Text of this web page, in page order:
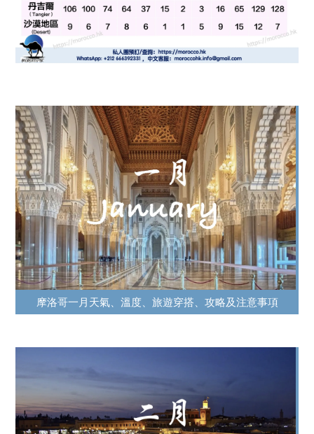
摩洛哥一月天氣、溫度、旅遊穿搭、攻略及注意事項